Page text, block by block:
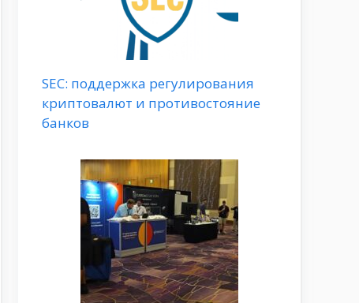
SEC: поддержка регулирования
криптовалют и противостояние
банков